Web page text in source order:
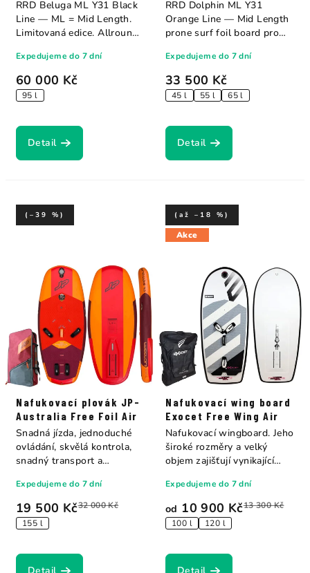
60 000 Kč
95 l
Expedujeme do 7 dní
Detail
RRD Beluga ML Y31 Black
Line — ML = Mid Length.
Limitovaná edice. Allround
33 500 Kč
45 l 55 l 65 l
Expedujeme do 7 dní
Detail
RRD Dolphin ML Y31
Orange Line — Mid Length
prone surf foil board pro
Nafukovací plovák JP-
Australia Free Foil Air
19 500 Kč32 000 Kč
(–39 %)
155 l
Expedujeme do 7 dní
Detail
Snadná jízda, jednoduché
ovládání, skvělá kontrola,
snadný transport a
Akce
Nafukovací wing board
Exocet Free Wing Air
od 10 900 Kč13 300 Kč
(až –18 %)
100 l 120 l
Expedujeme do 7 dní
Detail
Nafukovací wingboard. Jeho
široké rozměry a velký
objem zajišťují vynikající